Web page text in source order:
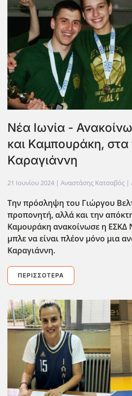
Νέα Ιωνία -
και Καμπουράκη, στα
Καραγιάννη
21 Ιουνίου 2024 | Αναστάσης Κατσαβός |
Την πρόσληψη του Γιώργου
προπονητή, αλλά και την
Καμουράκη ανακοίνωσε η ΕΣΚΔ
μπλε να είναι πλέον μόνο μια
Καραγιάννη.
ΠΕΡΙΣΣΌΤΕΡΑ